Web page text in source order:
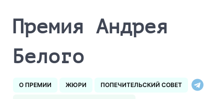
Премия Андрея
Белого
О ПРЕМИИ ЖЮРИ ПОПЕЧИТЕЛЬСКИЙ СОВЕТ